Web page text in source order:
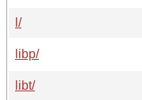
l/
libp/
libt/